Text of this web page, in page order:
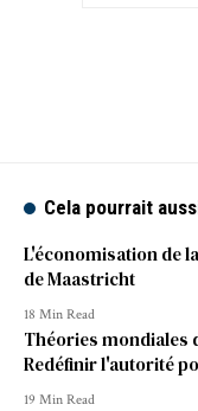
Cela pourrait
L'économisation de
de Maastricht
18 Min Read
Théories mondiales
Redéfinir l'autorité
19 Min Read